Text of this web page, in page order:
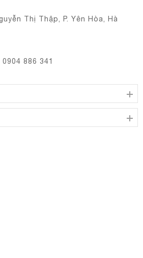
Thị Thập, P. Yên Hòa, Hà
886 341